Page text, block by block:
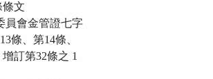
條文
員會金管證七字
條、第14條、
訂第32條之 1